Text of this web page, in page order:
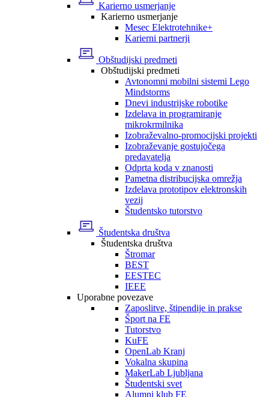
Karierno usmerjanje
Karierno usmerjanje
Mesec Elektrotehnike+
Karierni partnerji
Obštudijski predmeti
Obštudijski predmeti
Avtonomni mobilni sistemi Lego
Mindstorms
Dnevi industrijske robotike
Izdelava in programiranje
mikrokrmilnika
Izobraževalno-promocijski projekti
Izobraževanje gostujočega
predavatelja
Odprta koda v znanosti
Pametna distribucijska omrežja
Izdelava prototipov elektronskih
vezij
Študentsko tutorstvo
Študentska društva
Študentska društva
Štromar
BEST
EESTEC
IEEE
Uporabne povezave
Zaposlitve, štipendije in prakse
Šport na FE
Tutorstvo
KuFE
OpenLab Kranj
Vokalna skupina
MakerLab Ljubljana
Študentski svet
Alumni klub FE